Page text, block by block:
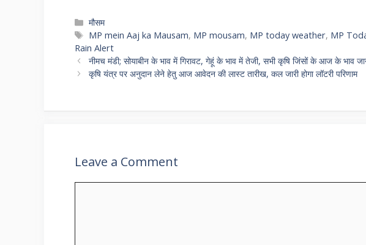
at
s
A
p
gr
a
m
b
o
o
er l e
Categories
मौसम
Tags
MP mein Aaj ka Mausam, MP mousam, MP today weather, MP
Rain Alert
नीमच मंडी; सोयाबीन के भाव में गिरावट, गेहूं के भाव में तेजी, सभी कृषि जिंसों के आज के भाव
कृषि यंत्र पर अनुदान लेने हेतु आज आवेदन की लास्ट तारीख, कल जारी होगा लॉटरी परिणाम
Leave a Comment